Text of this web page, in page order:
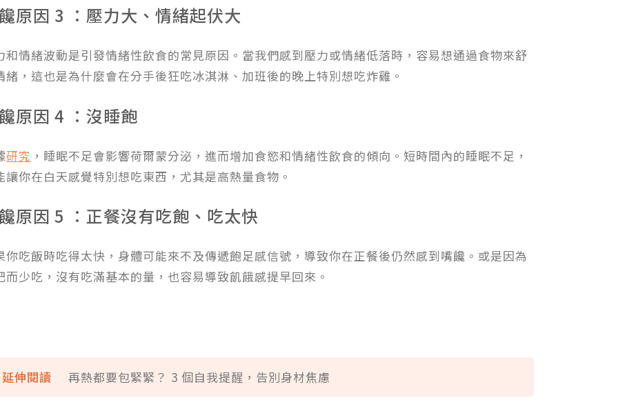
原因 3 ：壓力大、情緒起伏大
和情緒波動是引發情緒性飲食的常見原因。當我們感到壓力或情緒低落時，容易想通過食物來舒
緒，這也是為什麼會在分手後狂吃冰淇淋、加班後的晚上特別想吃炸雞。
原因 4 ：沒睡飽
研究 ，睡眠不足會影響荷爾蒙分泌，進而增加食慾和情緒性飲食的傾向。短時間內的睡眠不足，
讓你在白天感覺特別想吃東西，尤其是高熱量食物。
原因 5 ：正餐沒有吃飽、吃太快
你吃飯時吃得太快，身體可能來不及傳遞飽足感信號，導致你在正餐後仍然感到嘴饞。或是因為
而少吃，沒有吃滿基本的量，也容易導致飢餓感提早回來。
延伸閱讀 再熱都要包緊緊？ 3 個自我提醒，告別身材焦慮